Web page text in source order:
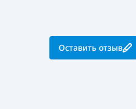
Оставить отзыв